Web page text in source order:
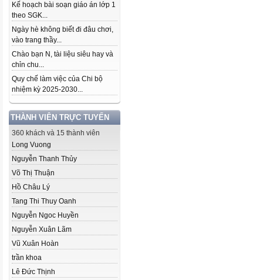
Kế hoạch bài soạn giáo án lớp 1
theo SGK...
Ngày hè không biết đi đâu chơi,
vào trang thầy...
Chào bạn N, tài liệu siêu hay và
chỉn chu...
Quy chế làm việc của Chi bộ
nhiệm kỳ 2025-2030...
THÀNH VIÊN TRỰC TUYẾN
360 khách và 15 thành viên
Long Vuong
Nguyễn Thanh Thủy
Võ Thị Thuận
Hồ Châu Lý
Tang Thi Thuy Oanh
Nguyễn Ngoc Huyền
Nguyễn Xuân Lãm
Vũ Xuân Hoàn
trần khoa
Lê Đức Thịnh